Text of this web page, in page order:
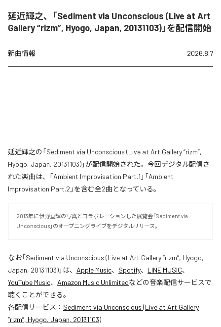
延近輝之、「Sediment via Unconscious (Live at Art
Gallery “rizm”, Hyogo, Japan, 20131103)」を配信開始
新曲情報 2026.8.7
延近輝之の「Sediment via Unconscious (Live at Art Gallery “rizm”,
Hyogo, Japan, 20131103)」が配信開始された。今回デジタル配信さ
れた楽曲は、「Ambient Improvisation Part.1」「Ambient
Improvisation Part.2」を含む全2曲となっている。
2013年に伊野亘輝の写真とコラボレーションした展覧会「Sediment via
Unconscious」のオープニングライブをデジタルリリース。
なお「Sediment via Unconscious (Live at Art Gallery “rizm”, Hyogo,
Japan, 20131103)」は、 Apple Music、 Spotify、 LINE MUSIC、
YouTube Music、 Amazon Music Unlimitedなどの音楽配信サービスで
聴くことができる。
各配信サービス： Sediment via Unconscious (Live at Art Gallery
“rizm”, Hyogo, Japan, 20131103)